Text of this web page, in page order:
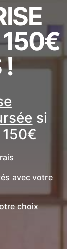
150€
!
si
avec votre
choix